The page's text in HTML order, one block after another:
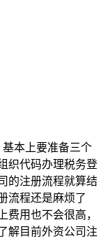
本上要准备三个
织代码办理税务登
的注册流程就算结
流程还是麻烦了
费用也不会很高，
解目前外资公司注